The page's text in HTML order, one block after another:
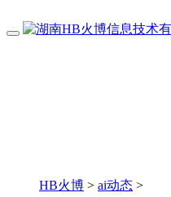
HB火博 > ai动态 >